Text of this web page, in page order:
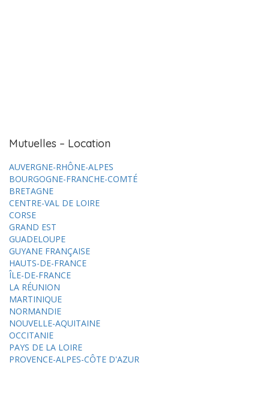
Mutuelles – Location
AUVERGNE-RHÔNE-ALPES
BOURGOGNE-FRANCHE-COMTÉ
BRETAGNE
CENTRE-VAL DE LOIRE
CORSE
GRAND EST
GUADELOUPE
GUYANE FRANÇAISE
HAUTS-DE-FRANCE
ÎLE-DE-FRANCE
LA RÉUNION
MARTINIQUE
NORMANDIE
NOUVELLE-AQUITAINE
OCCITANIE
PAYS DE LA LOIRE
PROVENCE-ALPES-CÔTE D'AZUR